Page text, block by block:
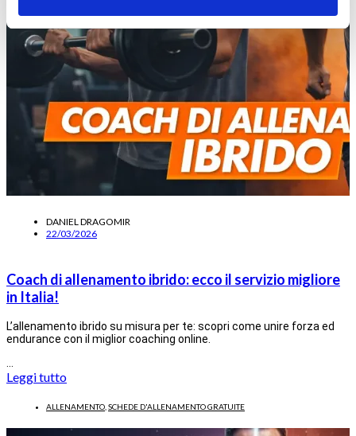
DANIEL DRAGOMIR
22/03/2026
Coach di allenamento ibrido: ecco il servizio migliore
in Italia!
L’allenamento ibrido su misura per te: scopri come unire forza ed
endurance con il miglior coaching online.
Leggi tutto
ALLENAMENTO SCHEDE D'ALLENAMENTO GRATUITE